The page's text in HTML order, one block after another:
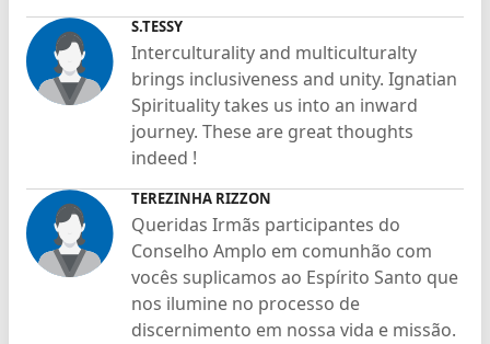
S.TESSY
Interculturality and multiculturalty
brings inclusiveness and unity. Ignatian
Spirituality takes us into an inward
journey. These are great thoughts
indeed !
TEREZINHA RIZZON
Queridas Irmãs participantes do
Conselho Amplo em comunhão com
vocês suplicamos ao Espírito Santo que
nos ilumine no processo de
discernimento em nossa vida e missão.